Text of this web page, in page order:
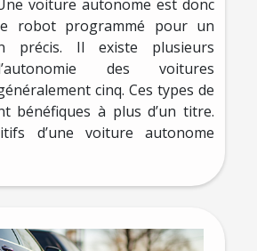
voiture autonome est donc
robot programmé pour un
précis. Il existe plusieurs
des voitures
cinq. Ces types de
bénéfiques à plus d’un titre.
d’une voiture autonome